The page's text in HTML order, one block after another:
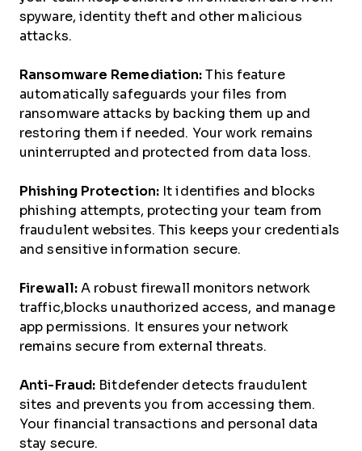
spyware, identity theft and other malicious
attacks.
Ransomware Remediation:This feature
automatically safeguards your files from
ransomware attacks by backing them up and
restoring them if needed. Your work remains
uninterrupted and protected from data loss.
Phishing Protection: It identifies and blocks
phishing attempts, protecting your team from
fraudulent websites. This keeps your credentials
and sensitive information secure.
Firewall:A robust firewall monitors network
traffic,blocks unauthorized access, and manage
app permissions. It ensures your network
remains secure from external threats.
Anti-Fraud: Bitdefender detects fraudulent
sites and prevents you from accessing them.
Your financial transactions and personal data
stay secure.